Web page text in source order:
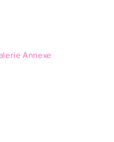
Annexe